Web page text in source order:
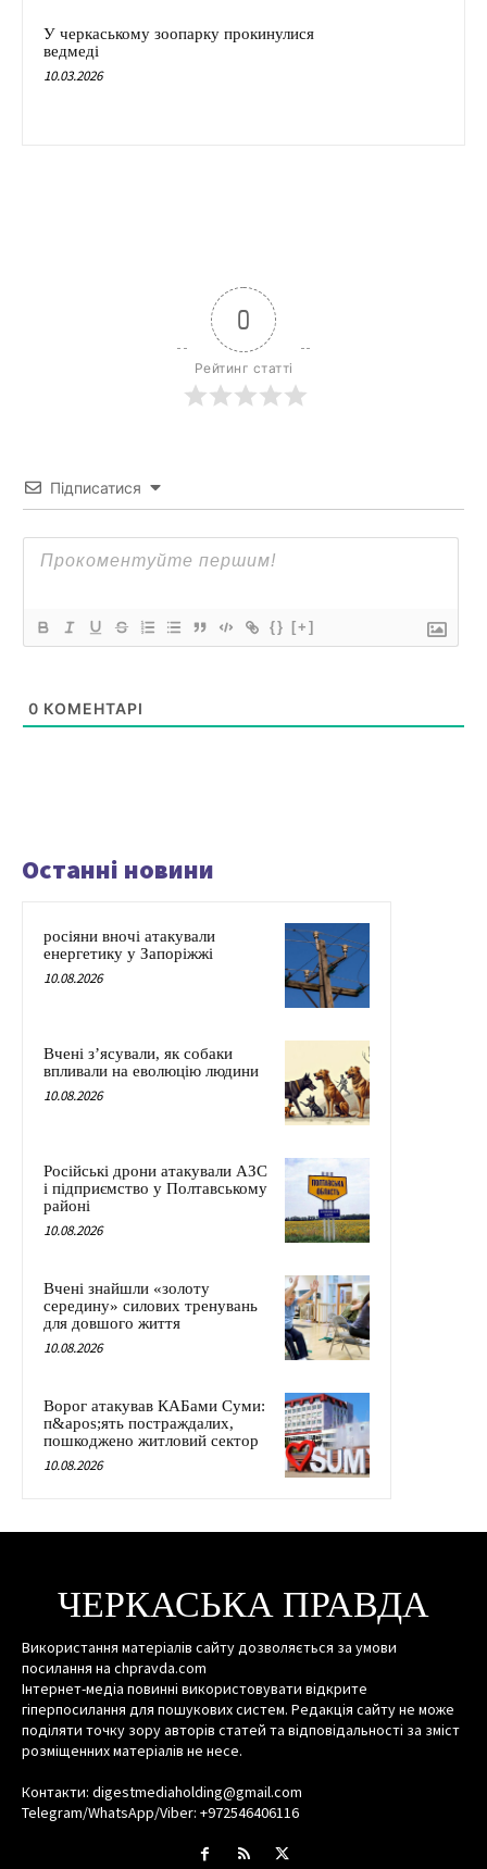
У черкаському зоопарку прокинулися
ведмеді
10.03.2026
0
Рейтинг статті
Підписатися
{} [+]
0 КОМЕНТАРІ
Останні новини
росіяни вночі атакували
енергетику у Запоріжжі
10.08.2026
Вчені з’ясували, як собаки
впливали на еволюцію людини
10.08.2026
Російські дрони атакували АЗС
і підприємство у Полтавському
районі
10.08.2026
Вчені знайшли «золоту
середину» силових тренувань
для довшого життя
10.08.2026
Ворог атакував КАБами Суми:
п&apos;ять постраждалих,
пошкоджено житловий сектор
10.08.2026
ЧЕРКАСЬКА ПРАВДА
Використання матеріалів сайту дозволяється за умови
посилання на chpravda.com
Інтернет-медіа повинні використовувати відкрите
гіперпосилання для пошукових систем. Редакція сайту не може
поділяти точку зору авторів статей та відповідальності за зміст
розміщенних матеріалів не несе.
Контакти: digestmediaholding@gmail.com
Telegram/WhatsApp/Viber: +972546406116